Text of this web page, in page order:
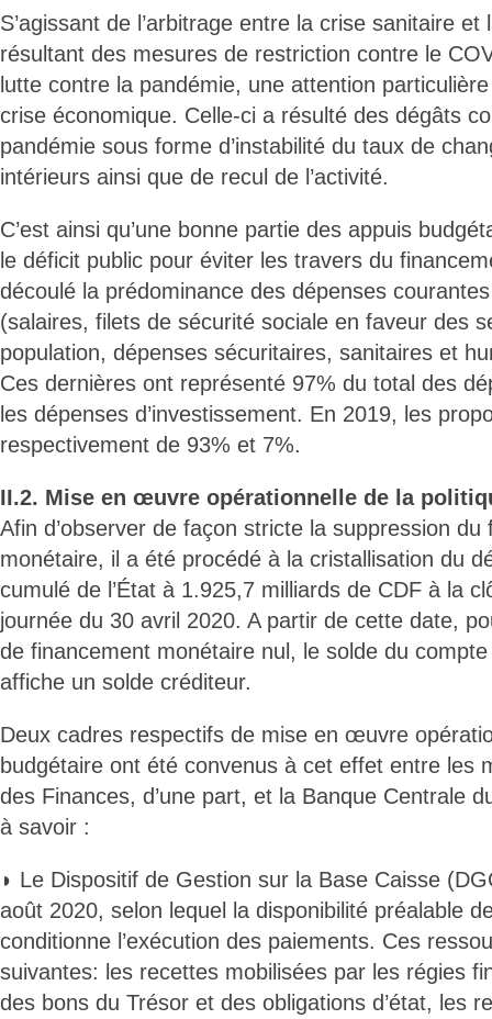
S’agissant de l’arbitrage entre la crise sanitaire
résultant des mesures de restriction contre le
lutte contre la pandémie, une attention
crise économique. Celle-ci a résulté des dégâts
pandémie sous forme d’instabilité du taux de
intérieurs ainsi que de recul de l’activité.
C’est ainsi qu’une bonne partie des appuis
le déficit public pour éviter les travers du
découlé la prédominance des dépenses
(salaires, filets de sécurité sociale en faveur des
population, dépenses sécuritaires, sanitaires et
Ces dernières ont représenté 97% du total des
les dépenses d’investissement. En 2019, les
respectivement de 93% et 7%.
II.2. Mise en œuvre opérationnelle de la
Afin d’observer de façon stricte la suppression du
monétaire, il a été procédé à la cristallisation du
cumulé de l’État à 1.925,7 milliards de CDF à la
journée du 30 avril 2020. A partir de cette date,
de financement monétaire nul, le solde du compte
affiche un solde créditeur.
Deux cadres respectifs de mise en œuvre
budgétaire ont été convenus à cet effet entre les
des Finances, d’une part, et la Banque Centrale
à savoir :
◗ Le Dispositif de Gestion sur la Base Caisse
août 2020, selon lequel la disponibilité préalable
conditionne l’exécution des paiements. Ces
suivantes: les recettes mobilisées par les régies
des bons du Trésor et des obligations d’état, les